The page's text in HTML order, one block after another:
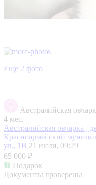
Еще 2 фото
Австралийская
4 мес.
Австралийская овчарка ,
Красноармейский
ул., 1В 21 июля, 09:29
65 000 ₽
Подарок
Документы проверены